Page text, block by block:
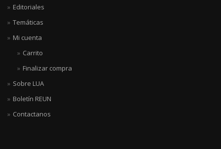
Editoriales
Temáticas
Mi cuenta
Carrito
Finalizar compra
Sobre LUA
Boletín REUN
Contactanos